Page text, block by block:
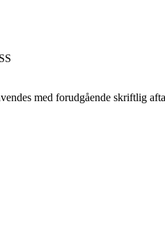
med forudgående skriftlig